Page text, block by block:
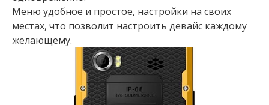
Меню удобное и простое, настройки на своих
местах, что позволит настроить девайс каждому
желающему.